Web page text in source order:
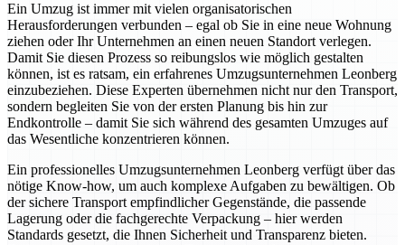
Ein Umzug ist immer mit vielen organisatorischen
Herausforderungen verbunden – egal ob Sie in eine neue Wohnung
ziehen oder Ihr Unternehmen an einen neuen Standort verlegen.
Damit Sie diesen Prozess so reibungslos wie möglich gestalten
können, ist es ratsam, ein erfahrenes Umzugsunternehmen Leonberg
einzubeziehen. Diese Experten übernehmen nicht nur den Transport,
sondern begleiten Sie von der ersten Planung bis hin zur
Endkontrolle – damit Sie sich während des gesamten Umzuges auf
das Wesentliche konzentrieren können.
Ein professionelles Umzugsunternehmen Leonberg verfügt über das
nötige Know-how, um auch komplexe Aufgaben zu bewältigen. Ob
der sichere Transport empfindlicher Gegenstände, die passende
Lagerung oder die fachgerechte Verpackung – hier werden
Standards gesetzt, die Ihnen Sicherheit und Transparenz bieten.